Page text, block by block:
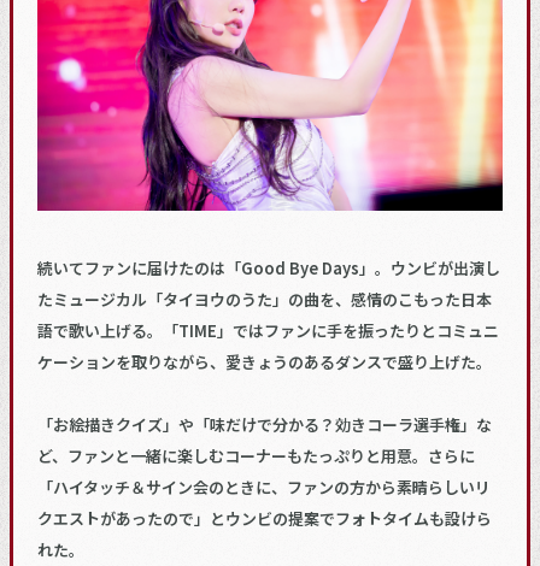
続いてファンに届けたのは「Good Bye Days」。ウンビが出演し
たミュージカル「タイヨウのうた」の曲を、感情のこもった日本
語で歌い上げる。「TIME」ではファンに手を振ったりとコミュニ
ケーションを取りながら、愛きょうのあるダンスで盛り上げた。
「お絵描きクイズ」や「味だけで分かる？効きコーラ選手権」な
ど、ファンと一緒に楽しむコーナーもたっぷりと用意。さらに
「ハイタッチ＆サイン会のときに、ファンの方から素晴らしいリ
クエストがあったので」とウンビの提案でフォトタイムも設けら
れた。